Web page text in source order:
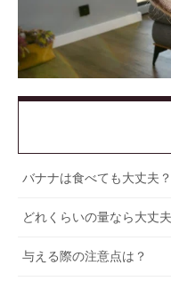
バナナは食べても大丈夫？
どれくらいの量なら大丈
与える際の注意点は？